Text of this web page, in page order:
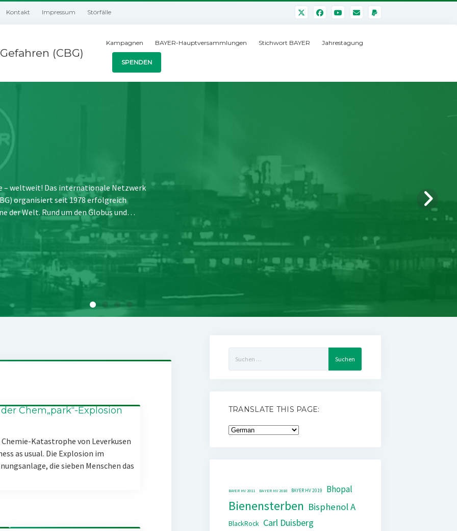
Kontakt Impressum Störfälle
(CBG)
Kampagnen BAYER-Hauptversammlungen Stichwort BAYER Jahrestagung
SPENDEN
– weltweit! Das internationale Netzwerk
organisiert seit 1978 erfolgreich
der Welt. Rund um den Globus und…
Chem„park“-Explosion
Katastrophe von Leverkusen
as usual. Die Explosion im
die sieben Menschen das
nach:
TRANSLATE THIS PAGE:
BAYER HV 2011 BAYER HV 2018 BAYER HV 2019 Bhopal
Bienensterben Bisphenol A
BlackRock Carl Duisberg